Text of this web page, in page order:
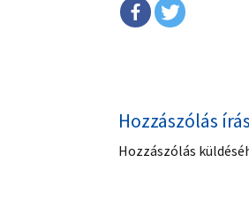
Hozzászólás
Hozzászólás